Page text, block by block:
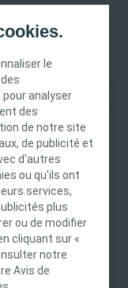
le
analyser
des
de notre site
de publicité et
d'autres
ou qu'ils ont
services,
plus
ou de modifier
cliquant sur «
notre
Avis de
que définis
Le
et
à toutes
pas de
de santé est
croûte
de
le
matrice
cellules
des